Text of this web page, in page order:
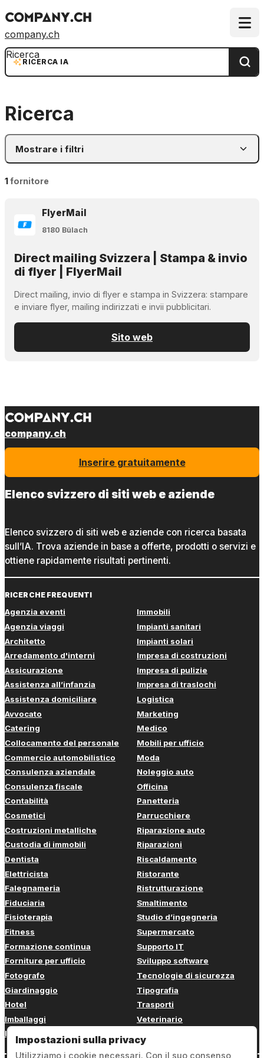
company.ch
RICERCA IA
Ricerca
Ricerca
Mostrare i filtri
1fornitore
FlyerMail
8180 Bülach
Direct mailing Svizzera | Stampa & invio
di flyer | FlyerMail
Direct mailing, invio di flyer e stampa in Svizzera: stampare
e inviare flyer, mailing indirizzati e invii pubblicitari.
Sito web
company.ch
Inserire gratuitamente
Elenco svizzero di siti web e aziende
Elenco svizzero di siti web e aziende con ricerca basata
sull’IA. Trova aziende in base a offerte, prodotti o servizi e
ottiene rapidamente risultati pertinenti.
RICERCHE FREQUENTI
Agenzia eventi
Agenzia viaggi
Architetto
Arredamento d'interni
Assicurazione
Assistenza all’infanzia
Assistenza domiciliare
Avvocato
Catering
Collocamento del personale
Commercio automobilistico
Consulenza aziendale
Consulenza fiscale
Contabilità
Cosmetici
Costruzioni metalliche
Custodia di immobili
Dentista
Elettricista
Falegnameria
Fiduciaria
Fisioterapia
Fitness
Formazione continua
Forniture per ufficio
Fotografo
Giardinaggio
Hotel
Imballaggi
Imbianchino
Immobili
Impianti sanitari
Impianti solari
Impresa di costruzioni
Impresa di pulizie
Impresa di traslochi
Logistica
Marketing
Medico
Mobili per ufficio
Moda
Noleggio auto
Officina
Panetteria
Parrucchiere
Riparazione auto
Riparazioni
Riscaldamento
Ristorante
Ristrutturazione
Smaltimento
Studio d’ingegneria
Supermercato
Supporto IT
Sviluppo software
Tecnologie di sicurezza
Tipografia
Trasporti
Veterinario
Impostazioni sulla privacy
Utilizziamo i cookie necessari. Con il suo consenso,